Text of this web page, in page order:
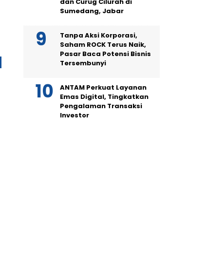
Sumedang, Jabar
Tanpa Aksi Korporasi,
Saham ROCK Terus Naik,
Pasar Baca Potensi Bisnis
Tersembunyi
ANTAM Perkuat Layanan
Emas Digital, Tingkatkan
Pengalaman Transaksi
Investor